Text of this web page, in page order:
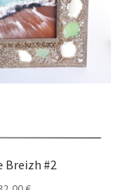
Breizh #2